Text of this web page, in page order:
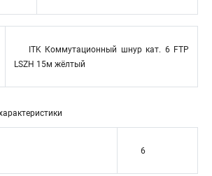
ITK Коммутационный шнур кат. 6 FTP
LSZH 15м жёлтый
6